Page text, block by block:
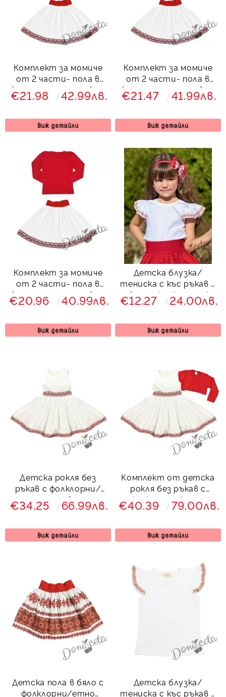
Комплект за момиче
от 2 части- пола в
бяло с етно мотиви и
блуза с къдрици
€21.98 42.99лв.
Виж детайли
Комплект за момиче
от 2 части- пола в
бяло с етно мотиви и
блуза с дълъг ръкав с
€21.47 41.99лв.
Виж детайли
Комплект за момиче
от 2 части- пола в
бяло с етно мотиви и
блуза с дълъг ръкав в
€20.96 40.99лв.
Виж детайли
Детска блузка/
тениска с къс ръкав в
бяло с фолклорни/
етно мотиви
€12.27 24.00лв.
Виж детайли
Детска рокля без
ръкав с фолклорни/
етно мотиви тип
народна носия в бяло
€34.25 66.99лв.
Виж детайли
Комплект от детска
рокля без ръкав с
фолклорни/етно
мотиви и болеро в
€40.39 79.00лв.
Виж детайли
Детска пола в бяло с
фолклорни/етно
Детска блузка/
тениска с къс ръкав в